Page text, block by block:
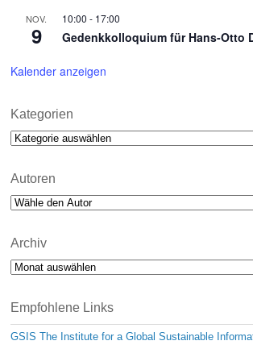
NOV.
9
10:00 - 17:00
Gedenkkolloquium für Hans-Otto
Kalender anzeigen
Kategorien
Kategorien
Autoren
Archiv
Archiv
Empfohlene Links
GSIS The Institute for a Global Sustainable